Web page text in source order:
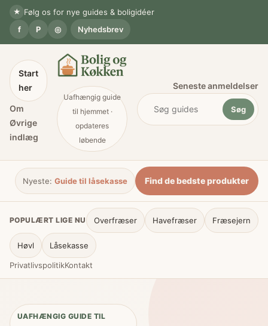
Spring
indhold
★ Følg os for nye guides & boligidéer
f
P ◎ Nyhedsbrev
Start
her
Om
Øvrige
indlæg
Uafhængig guide
til hjemmet ·
opdateres
løbende
Seneste anmeldelser
Søg
Håndværk Indretning Køkken Sikkerhed
Nyeste: Guide til låsekasse Find de bedste produkter
POPULÆRT LIGE NU Overfræser Havefræser Fræsejern
Høvl Låsekasse
PrivatlivspolitikKontakt
UAFHÆNGIG GUIDE TIL